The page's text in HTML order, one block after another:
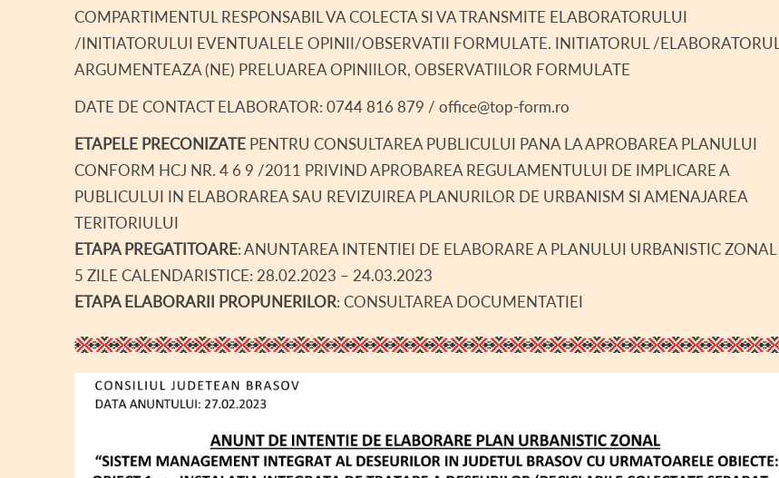
COMPARTIMENTUL RESPONSABIL VA COLECTA SI VA TRANSMITE ELABORATORULUI
/INITIATORULUI EVENTUALELE OPINII/OBSERVATII FORMULATE. INITIATORUL /ELABORATORUL
ARGUMENTEAZA (NE) PRELUAREA OPINIILOR, OBSERVATIILOR FORMULATE
DATE DE CONTACT ELABORATOR: 0744 816 879 / office@top-form.ro
ETAPELE PRECONIZATE PENTRU CONSULTAREA PUBLICULUI PANA LA APROBAREA PLANULUI
CONFORM HCJ NR. 4 6 9 /2011 PRIVIND APROBAREA REGULAMENTULUI DE IMPLICARE A
PUBLICULUI IN ELABORAREA SAU REVIZUIREA PLANURILOR DE URBANISM SI AMENAJAREA
TERITORIULUI
ETAPA PREGATITOARE: ANUNTAREA INTENTIEI DE ELABORARE A PLANULUI URBANISTIC ZONAL
5 ZILE CALENDARISTICE: 28.02.2023 – 24.03.2023
ETAPA ELABORARII PROPUNERILOR: CONSULTAREA DOCUMENTATIEI